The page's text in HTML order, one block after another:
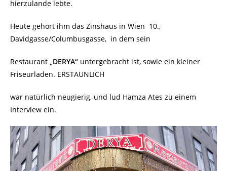
hierzulande lebte.
Heute gehört ihm das Zinshaus in Wien 10.,
Davidgasse/Columbusgasse, in dem sein
Restaurant „DERYA“ untergebracht ist, sowie ein kleiner
Friseurladen. ERSTAUNLICH
war natürlich neugierig, und lud Hamza Ates zu einem
Interview ein.